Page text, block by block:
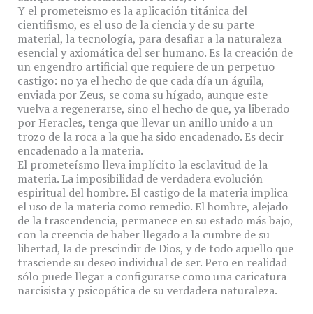
Y el prometeismo es la aplicación titánica del
cientifismo, es el uso de la ciencia y de su parte
material, la tecnología, para desafiar a la naturaleza
esencial y axiomática del ser humano. Es la creación de
un engendro artificial que requiere de un perpetuo
castigo: no ya el hecho de que cada día un águila,
enviada por Zeus, se coma su hígado, aunque este
vuelva a regenerarse, sino el hecho de que, ya liberado
por Heracles, tenga que llevar un anillo unido a un
trozo de la roca a la que ha sido encadenado. Es decir
encadenado a la materia.
El prometeísmo lleva implícito la esclavitud de la
materia. La imposibilidad de verdadera evolución
espiritual del hombre. El castigo de la materia implica
el uso de la materia como remedio. El hombre, alejado
de la trascendencia, permanece en su estado más bajo,
con la creencia de haber llegado a la cumbre de su
libertad, la de prescindir de Dios, y de todo aquello que
trasciende su deseo individual de ser. Pero en realidad
sólo puede llegar a configurarse como una caricatura
narcisista y psicopática de su verdadera naturaleza.